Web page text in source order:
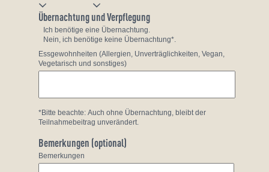
Übernachtung und Verpflegung
Ich benötige eine Übernachtung.
Nein, ich benötige keine Übernachtung*.
Essgewohnheiten (Allergien, Unverträglichkeiten, Vegan,
Vegetarisch und sonstiges)
*Bitte beachte: Auch ohne Übernachtung, bleibt der
Teilnahmebeitrag unverändert.
Bemerkungen (optional)
Bemerkungen